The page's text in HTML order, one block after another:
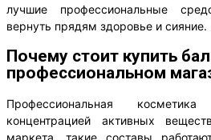
лучшие профессиональные
вернуть прядям здоровье и сияние.
Почему стоит купить
профессиональном
Профессиональная
концентрацией активных